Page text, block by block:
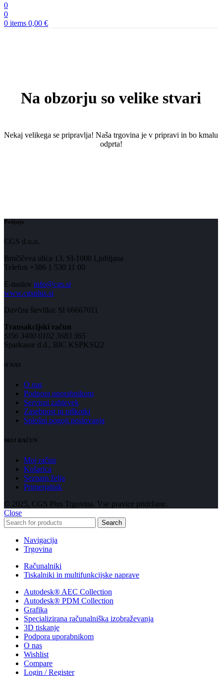
0
0
0 items 0,00 €
Na obzorju so velike stvari
Nekaj ​​velikega se pripravlja! Naša trgovina je v pripravi in ​​bo kmalu
odprta!
Podjetje
CGS d.o.o.
Brnčičeva ulica 13, SI-1000 Ljubljana
Telefon +386 1 530 11 00
E-naslov info@cgs.si
www.cgsplus.si
Davčna številka: SI 66667011
Transakcijski račun
SI56 3400 0102 3683 365
Sparkasse d.d., BIC KSPKSI22
O NAS
O nas
Podpora uporabnikom
Servisni zahtevek
Zasebnost in piškotki
Splošni pogoji poslovanja
MOJ RAČUN
Moj račun
Košarica
Seznam želja
Primerjalnik
© 2025, CGS Plus Trgovina. Vse pravice pridržane.
Close
Search
Navigacija
Trgovina
Računalniki
Tiskalniki in multifunkcijske naprave
Autodesk® AEC Collection
Autodesk® PDM Collection
Grafika
Specializirana računalniška izobraževanja
3D tiskanje
Podpora uporabnikom
O nas
Wishlist
Compare
Login / Register